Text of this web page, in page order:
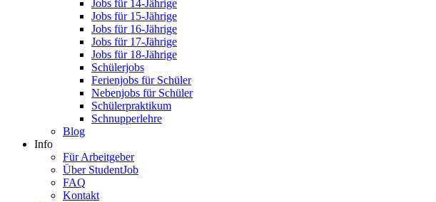
Jobs für 14-Jährige
Jobs für 15-Jährige
Jobs für 16-Jährige
Jobs für 17-Jährige
Jobs für 18-Jährige
Schülerjobs
Ferienjobs für Schüler
Nebenjobs für Schüler
Schülerpraktikum
Schnupperlehre
Blog
Info
Für Arbeitgeber
Über StudentJob
FAQ
Kontakt